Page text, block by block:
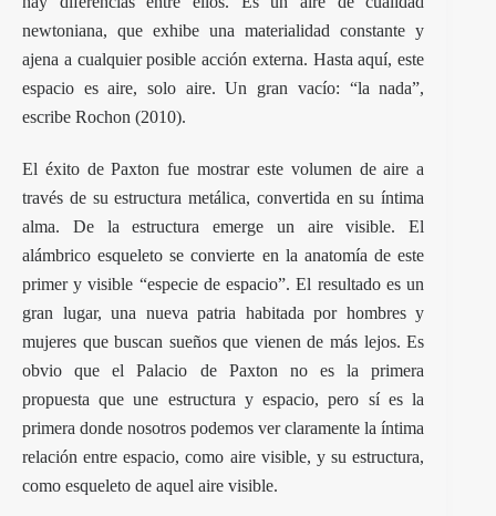
newtoniana, que exhibe una materialidad constante y
ajena a cualquier posible acción externa. Hasta aquí, este
espacio es aire, solo aire. Un gran vacío: “la nada”,
escribe Rochon (2010).
El éxito de Paxton fue mostrar este volumen de aire a
través de su estructura metálica, convertida en su íntima
alma. De la estructura emerge un aire visible. El
alámbrico esqueleto se convierte en la anatomía de este
primer y visible “especie de espacio”. El resultado es un
gran lugar, una nueva patria habitada por hombres y
mujeres que buscan sueños que vienen de más lejos. Es
obvio que el Palacio de Paxton no es la primera
propuesta que une estructura y espacio, pero sí es la
primera donde nosotros podemos ver claramente la íntima
relación entre espacio, como aire visible, y su estructura,
como esqueleto de aquel aire visible.